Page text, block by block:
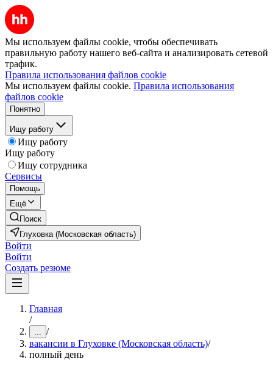
Мы используем файлы cookie, чтобы обеспечивать
правильную работу нашего веб-сайта и анализировать сетевой
трафик.
Правила использования файлов cookie
Мы используем файлы cookie. Правила использования
файлов cookie
Понятно
Ищу работу
Ищу работу
Ищу работу
Ищу сотрудника
Сервисы
Помощь
Ещё
Поиск
Глуховка (Московская область)
Войти
Войти
Создать резюме
Главная
/
... /
вакансии в Глуховке (Московская область)/
полный день